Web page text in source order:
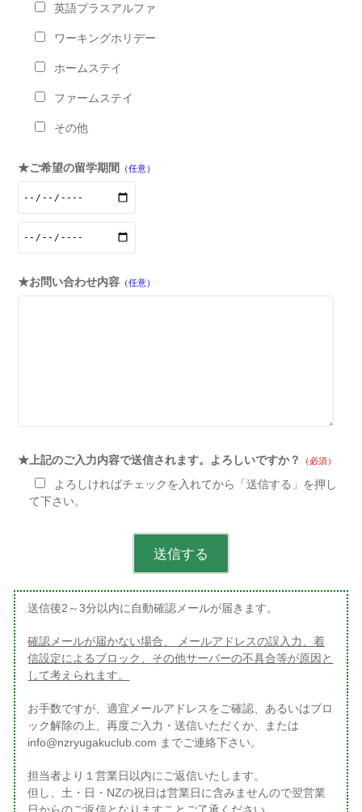
英語プラスアルファ
ワーキングホリデー
ホームステイ
ファームステイ
その他
★ご希望の留学期間 （任意）
★お問い合わせ内容 （任意）
★上記のご入力内容で送信されます。よろしいですか？ （必須）
よろしければチェックを入れてから「送信する」を押し
て下さい。
送信後2～3分以内に自動確認メールが届きます。
確認メールが届かない場合、 メールアドレスの誤入力、着
信設定によるブロック、その他サーバーの不具合等が原因と
して考えられます。
お手数ですが、適宜メールアドレスをご確認、あるいはブロ
ック解除の上、再度ご入力・送信いただくか、または
info@nzryugakuclub.com までご連絡下さい。
担当者より１営業日以内にご返信いたします。
但し、土・日・NZの祝日は営業日に含みませんので翌営業